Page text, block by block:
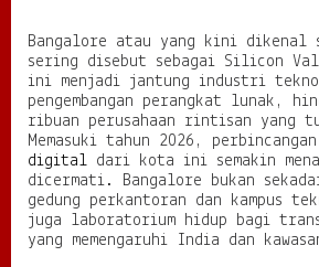
6
d
a
r
i
B
a
n
g
a
l
Bangalore atau yang kini dikenal
sering disebut sebagai Silicon
ini menjadi jantung industri
pengembangan perangkat lunak,
ribuan perusahaan rintisan yang
Memasuki tahun 2026, perbincangan
digital dari kota ini semakin
dicermati. Bangalore bukan
gedung perkantoran dan kampus
juga laboratorium hidup bagi
yang memengaruhi India dan